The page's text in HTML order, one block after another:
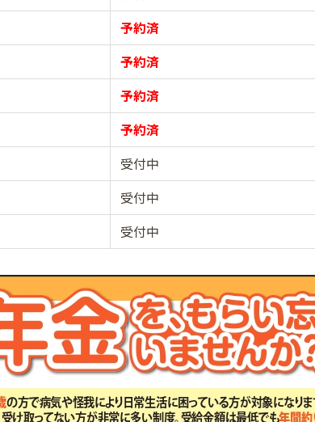
予約済
予約済
予約済
予約済
受付中
受付中
受付中